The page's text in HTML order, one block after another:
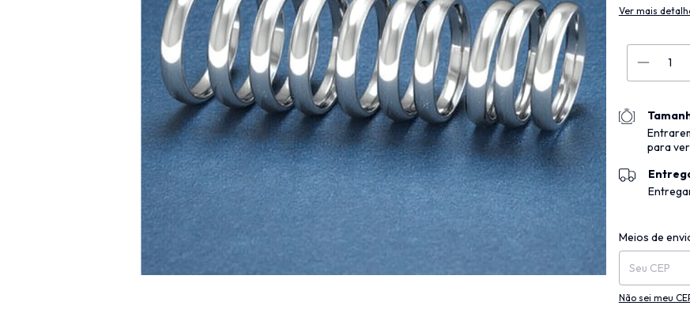
Ver mais
para
Entregas para o
Meios de
Não sei meu